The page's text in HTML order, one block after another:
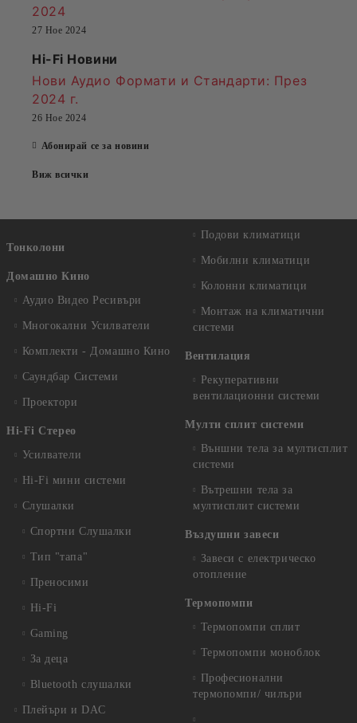
2024
27 Ное 2024
Hi-Fi Новини
Нови Аудио Формати и Стандарти: През
2024 г.
26 Ное 2024
Абонирай се за новини
Виж всички
Тонколони
Домашно Кино
Аудио Видео Рeсивъри
Многокални Усилватели
Комплекти - Домашно Кино
Саундбар Системи
Проектори
Hi-Fi Стерео
Усилватели
Hi-Fi мини системи
Слушалки
Спортни Слушалки
Тип "тапа"
Преносими
Hi-Fi
Gaming
За деца
Bluetooth слушалки
Плейъри и DAC
Подови климатици
Мобилни климатици
Колонни климатици
Монтаж на климатични
системи
Вентилация
Рекуперативни
вентилационни системи
Мулти сплит системи
Външни тела за мултисплит
системи
Вътрешни тела за
мултисплит системи
Въздушни завеси
Завеси с електрическо
отопление
Термопомпи
Термопомпи сплит
Термопомпи моноблок
Професионални
термопомпи/ чилъри